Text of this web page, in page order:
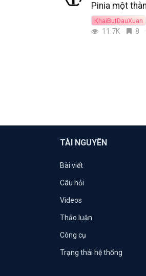
Pinia một
KhaiButDauXuan
11.7K 8
TÀI NGUYÊN
Bài viết
Câu hỏi
Videos
Thảo luận
Công cụ
Trạng thái hệ thống